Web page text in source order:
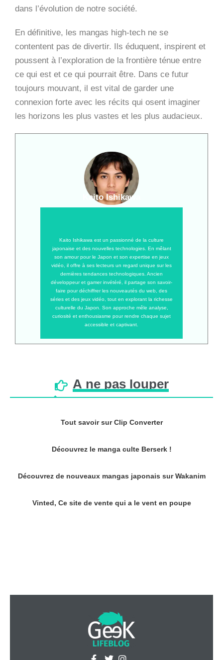
dans l’évolution de notre société.
En définitive, les mangas high-tech ne se
contentent pas de divertir. Ils éduquent, inspirent et
poussent à l’exploration de la frontière ténue entre
ce qui est et ce qui pourrait être. Dans ce futur
toujours mouvant, il est vital de garder une
connexion forte avec les récits qui osent imaginer
les horizons les plus vastes et les plus audacieux.
Kaito Ishikawa est un passionné de la culture
japonaise et des nouvelles technologies. En mêlant
son amour pour le Japon et son expertise en jeux
vidéo, il offre à ses lecteurs un regard unique sur les
dernières tendances technologiques. Ancien
développeur et gamer invétéré, il partage son savoir-
faire pour déchiffrer les nouveautés du web, des
séries et des jeux vidéo, tout en explorant la richesse
culturelle du Japon. Son approche mêle analyse,
curiosité et enthousiasme pour rendre chaque sujet
accessible et captivant.
Kaito Ishikawa
À ne pas louper
Tout savoir sur Clip Converter
Découvrez le manga culte Berserk !
Découvrez de nouveaux mangas japonais sur Wakanim
Vinted, Ce site de vente qui a le vent en poupe